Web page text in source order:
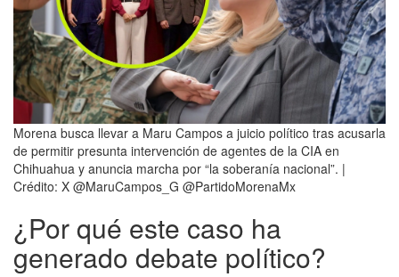
Morena busca llevar a Maru Campos a juicio político tras acusarla
de permitir presunta intervención de agentes de la CIA en
Chihuahua y anuncia marcha por “la soberanía nacional”. |
Crédito: X @MaruCampos_G @PartidoMorenaMx
¿Por qué este caso ha
generado debate político?